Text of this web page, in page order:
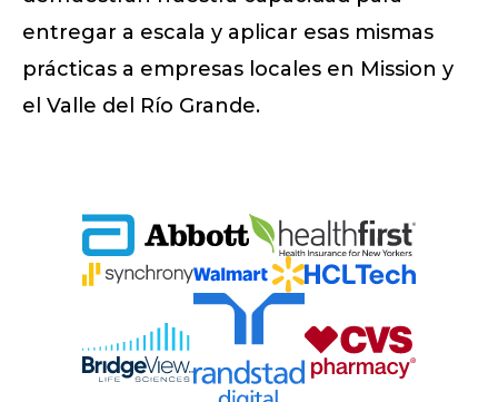
entregar a escala y aplicar esas mismas
prácticas a empresas locales en Mission y
el Valle del Río Grande.